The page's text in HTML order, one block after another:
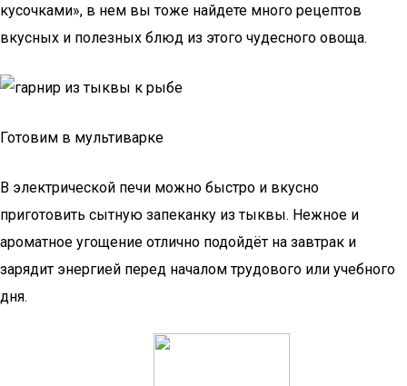
кусочками», в нем вы тоже найдете много рецептов
вкусных и полезных блюд из этого чудесного овоща.
Готовим в мультиварке
В электрической печи можно быстро и вкусно
приготовить сытную запеканку из тыквы. Нежное и
ароматное угощение отлично подойдёт на завтрак и
зарядит энергией перед началом трудового или учебного
дня.